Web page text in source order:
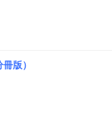
版）